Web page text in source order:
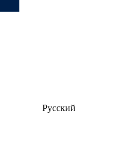
Русский